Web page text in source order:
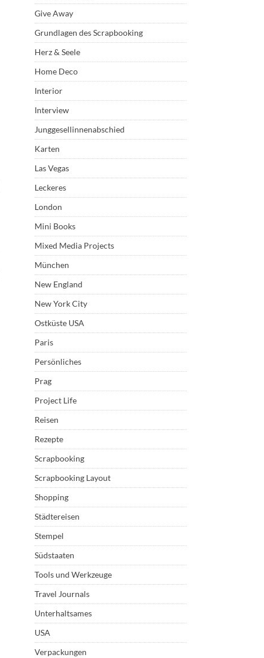
Give Away
Grundlagen des Scrapbooking
Herz & Seele
Home Deco
Interior
Interview
Junggesellinnenabschied
Karten
Las Vegas
Leckeres
London
Mini Books
Mixed Media Projects
München
New England
New York City
Ostküste USA
Paris
Persönliches
Prag
Project Life
Reisen
Rezepte
Scrapbooking
Scrapbooking Layout
Shopping
Städtereisen
Stempel
Südstaaten
Tools und Werkzeuge
Travel Journals
Unterhaltsames
USA
Verpackungen